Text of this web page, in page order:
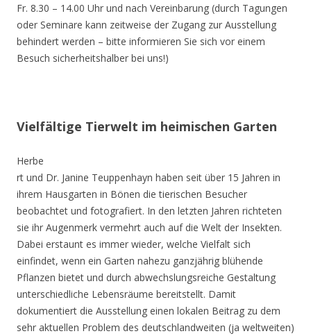
Fr. 8.30 – 14.00 Uhr und nach Vereinbarung (durch Tagungen
oder Seminare kann zeitweise der Zugang zur Ausstellung
behindert werden – bitte informieren Sie sich vor einem
Besuch sicherheitshalber bei uns!)
Vielfältige Tierwelt im heimischen Garten
Herbe
rt und Dr. Janine Teuppenhayn haben seit über 15 Jahren in
ihrem Hausgarten in Bönen die tierischen Besucher
beobachtet und fotografiert. In den letzten Jahren richteten
sie ihr Augenmerk vermehrt auch auf die Welt der Insekten.
Dabei erstaunt es immer wieder, welche Vielfalt sich
einfindet, wenn ein Garten nahezu ganzjährig blühende
Pflanzen bietet und durch abwechslungsreiche Gestaltung
unterschiedliche Lebensräume bereitstellt. Damit
dokumentiert die Ausstellung einen lokalen Beitrag zu dem
sehr aktuellen Problem des deutschlandweiten (ja weltweiten)